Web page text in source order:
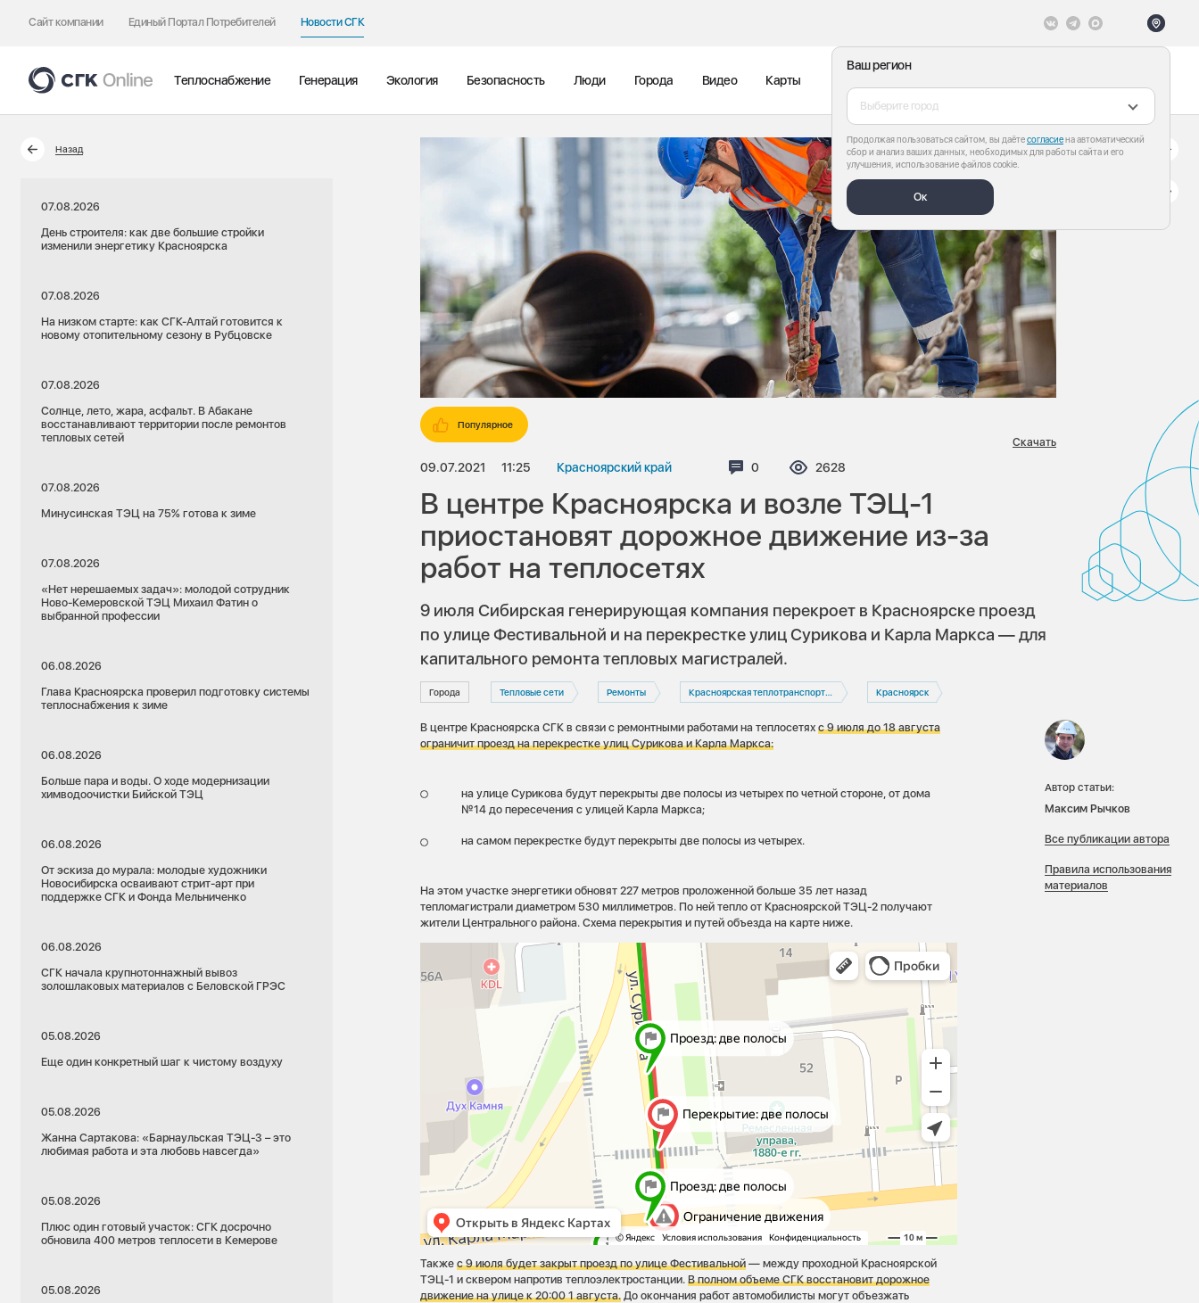
Сайт компании Единый Портал Потребителей Новости СГК
Ваш регион
Выберите город
Продолжая пользоваться сайтом, вы даётесогласиена автоматический
сбор и анализ ваших данных, необходимых для работы сайта и его
улучшения, использование файлов cookie.
Ок
Теплоснабжение Генерация Экология Безопасность Люди Города Видео Карты
Назад
07.08.2026
День строителя: как две большие стройки
изменили энергетику Красноярска
07.08.2026
На низком старте: как СГК-Алтай готовится к
новому отопительному сезону в Рубцовске
07.08.2026
Солнце, лето, жара, асфальт. В Абакане
восстанавливают территории после ремонтов
тепловых сетей
07.08.2026
Минусинская ТЭЦ на 75% готова к зиме
07.08.2026
«Нет нерешаемых задач»: молодой сотрудник
Ново-Кемеровской ТЭЦ Михаил Фатин о
выбранной профессии
06.08.2026
Глава Красноярска проверил подготовку системы
теплоснабжения к зиме
06.08.2026
Больше пара и воды. О ходе модернизации
химводоочистки Бийской ТЭЦ
06.08.2026
От эскиза до мурала: молодые художники
Новосибирска осваивают стрит-арт при
поддержке СГК и Фонда Мельниченко
06.08.2026
СГК начала крупнотоннажный вывоз
золошлаковых материалов с Беловской ГРЭС
05.08.2026
Еще один конкретный шаг к чистому воздуху
05.08.2026
Жанна Сартакова: «Барнаульская ТЭЦ-3 – это
любимая работа и эта любовь навсегда»
05.08.2026
Плюс один готовый участок: СГК досрочно
обновила 400 метров теплосети в Кемерове
05.08.2026
Популярное
09.07.2021 11:25 Красноярский край Комментариев:
0 Просмотров:
2628
Скачать
В центре Красноярска и возле ТЭЦ-1
приостановят дорожное движение из-за
работ на теплосетях
9 июля Сибирская генерирующая компания перекроет в Красноярске проезд
по улице Фестивальной и на перекрестке улиц Сурикова и Карла Маркса — для
капитального ремонта тепловых магистралей.
Города Тепловые сети Ремонты Красноярская теплотранспортная компания Красноярск
В центре Красноярска СГК в связи с ремонтными работами на теплосетяхс 9 июля до 18 августа
ограничит проезд на перекрестке улиц Сурикова и Карла Маркса:
на улице Сурикова будут перекрыты две полосы из четырех по четной стороне, от дома
№14 до пересечения с улицей Карла Маркса;
на самом перекрестке будут перекрыты две полосы из четырех.
На этом участке энергетики обновят 227 метров проложенной больше 35 лет назад
тепломагистрали диаметром 530 миллиметров. По ней тепло от Красноярской ТЭЦ-2 получают
жители Центрального района. Схема перекрытия и путей объезда на карте ниже.
Такжес 9 июля будет закрыт проезд по улице Фестивальной — между проходной Красноярской
ТЭЦ-1 и сквером напротив теплоэлектростанции.В полном объеме СГК восстановит дорожное
движение на улице к 20:00 1 августа. До окончания работ автомобилисты могут объезжать
Автор статьи:
Максим Рычков
Все публикации автора
Правила использования
материалов